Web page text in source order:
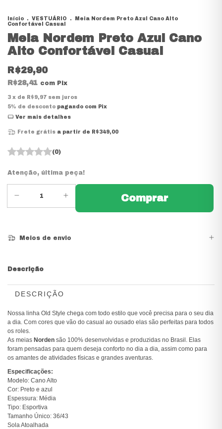
Início . VESTUÁRIO .
Meia Nordem Preto Azul Cano Alto
Confortável Casual
Meia Nordem Preto Azul Cano
Alto Confortável Casual
R$29,90
R$28,41 com Pix
3 x de R$9,97 sem juros
5% de desconto pagando com Pix
Ver mais detalhes
Frete grátis a partir de R$349,00
(0)
Atenção, última peça!
Meios de envio
Descrição
DESCRIÇÃO
Nossa linha Old Style chega com todo estilo que você precisa para o seu dia
a dia. Com cores que vão do casual ao ousado elas são perfeitas para todos
os roles.
As meias Norden são 100% desenvolvidas e produzidas no Brasil. Elas
foram pensadas para quem deseja conforto no dia a dia, assim como para
os amantes de atividades físicas e grandes aventuras.
Especificações:
Modelo: Cano Alto
Cor: Preto e azul
Espessura: Média
Tipo: Esportiva
Tamanho Único: 36/43
Sola Atoalhada